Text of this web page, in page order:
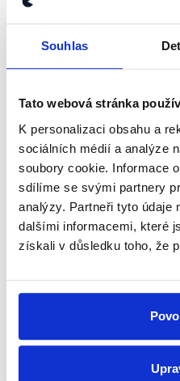
Souhlas
Tato webová stránka
K personalizaci obsahu a
sociálních médií a analýze
soubory cookie. Informace
sdílíme se svými partnery
analýzy. Partneři tyto údaje
dalšími informacemi, které
získali v důsledku toho, že
kanálu, kde
shrnutí
Začněte nás
nepravdy se zrovna
Newsletter
Sociální sítě
z Demagog.cz.
příspěvků
práci.